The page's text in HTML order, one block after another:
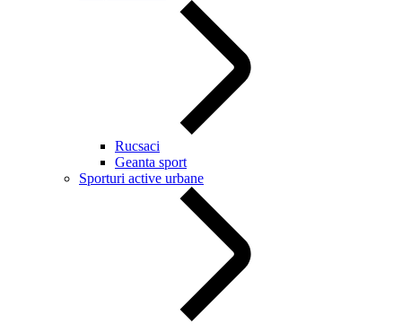
Rucsaci
Geanta sport
Sporturi active urbane